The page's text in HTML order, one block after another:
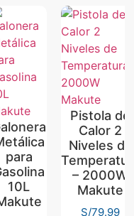
para
10L
Pistola de
Calor 2
Niveles de
– 2000W
Makute
S/79.99